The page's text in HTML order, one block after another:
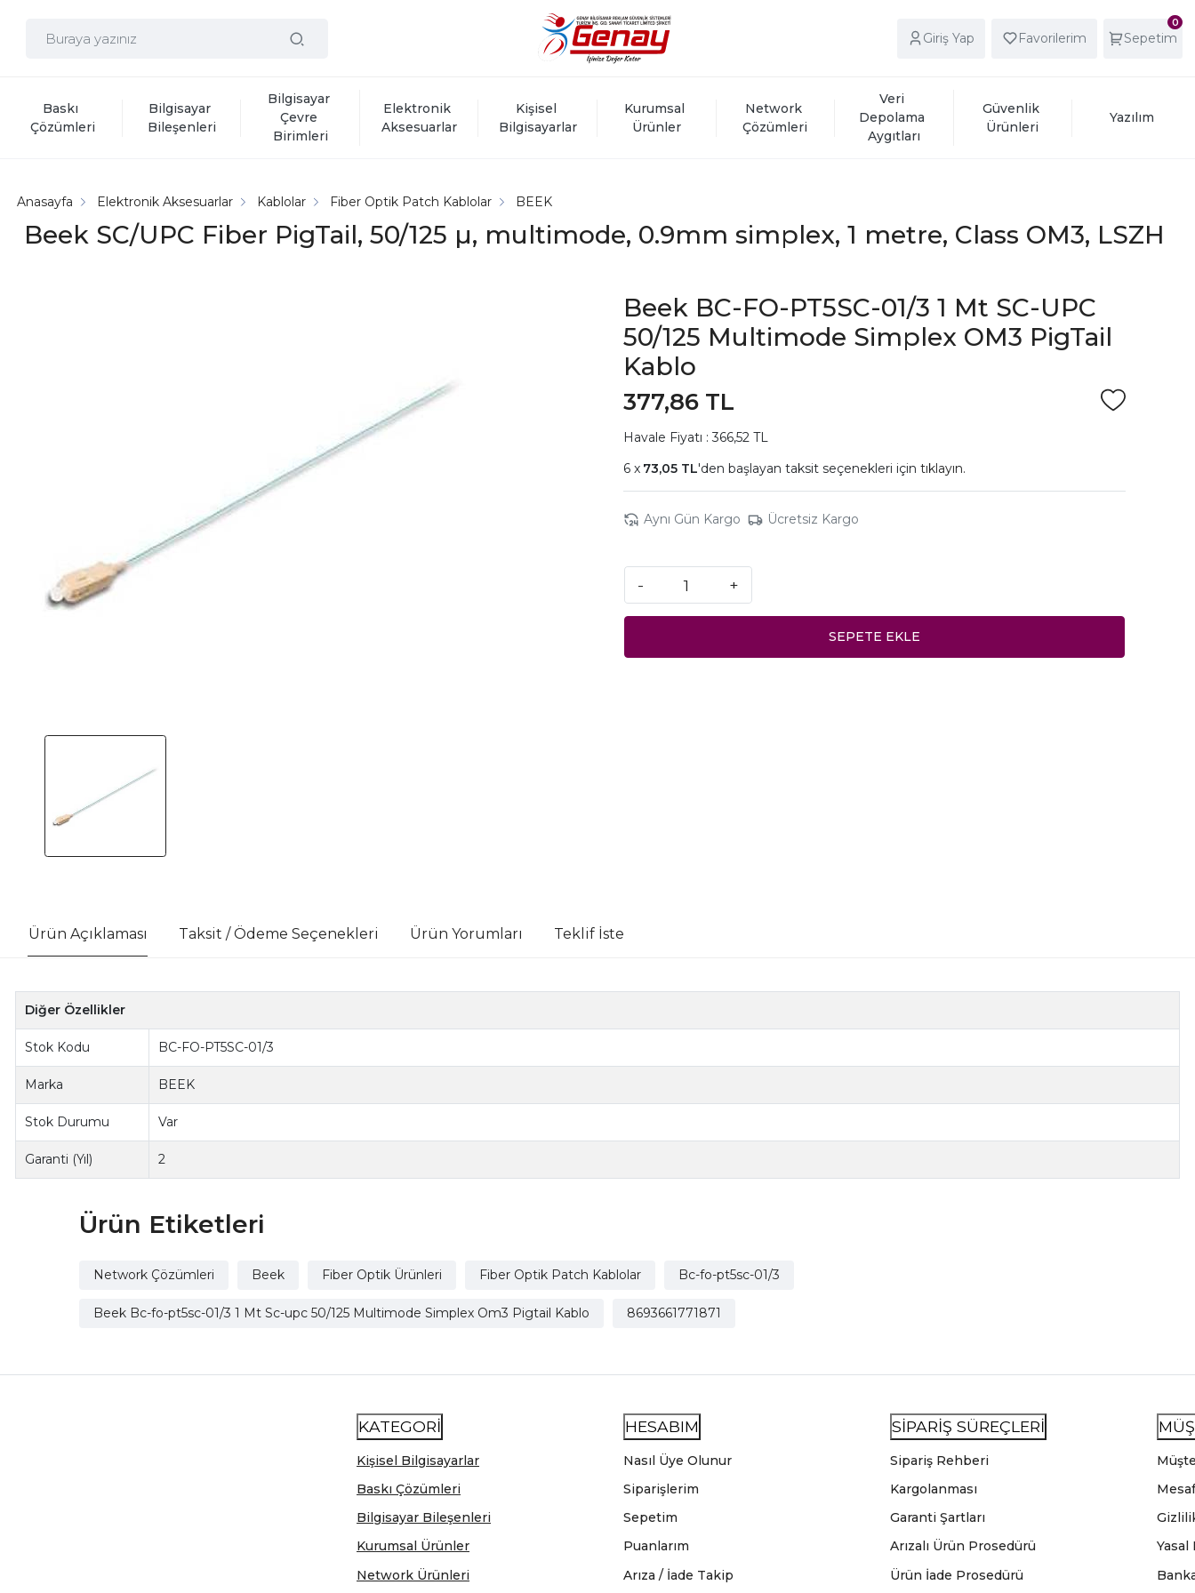
Giriş Yap Favorilerim
0
Sepetim
Baskı
Çözümleri
Bilgisayar
Bileşenleri
Bilgisayar
Çevre
Birimleri
Elektronik
Aksesuarlar
Kişisel
Bilgisayarlar
Kurumsal
Ürünler
Network
Çözümleri
Veri
Depolama
Aygıtları
Güvenlik
Ürünleri
Yazılım
Beek SC/UPC Fiber PigTail, 50/125 µ, multimode, 0.9mm simplex, 1 metre, Class OM3, LSZH
Anasayfa Elektronik Aksesuarlar Kablolar Fiber Optik Patch Kablolar BEEK
Beek BC-FO-PT5SC-01/3 1 Mt SC-UPC
50/125 Multimode Simplex OM3 PigTail
Kablo
377,86 TL
Havale Fiyatı : 366,52 TL
73,05 TL'den başlayan taksit seçenekleri için tıklayın.
Aynı Gün Kargo Ücretsiz Kargo
- +
SEPETE EKLE
Ürün Açıklaması Taksit / Ödeme Seçenekleri Ürün Yorumları Teklif İste
Diğer Özellikler
Stok Kodu BC-FO-PT5SC-01/3
Marka BEEK
Stok Durumu Var
Garanti (Yıl) 2
Ürün Etiketleri
Network Çözümleri Beek Fiber Optik Ürünleri Fiber Optik Patch Kablolar Bc-fo-pt5sc-01/3
Beek Bc-fo-pt5sc-01/3 1 Mt Sc-upc 50/125 Multimode Simplex Om3 Pigtail Kablo 8693661771871
KATEGORİ
Kişisel Bilgisayarlar
Baskı Çözümleri
Bilgisayar Bileşenleri
Kurumsal Ürünler
Network Ürünleri
HESABIM
Nasıl Üye Olunur
Siparişlerim
Sepetim
Puanlarım
Arıza / İade Takip
SİPARİŞ SÜREÇLERİ
Sipariş Rehberi
Kargolanması
Garanti Şartları
Arızalı Ürün Prosedürü
Ürün İade Prosedürü
Yasal